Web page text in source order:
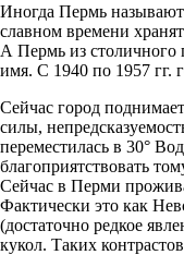
Иногда Пермь называют
славном времени
А Пермь из столичного
имя. С 1940 по 1957 гг.
Сейчас город
силы,
переместилась в 30°
благоприятствовать
Сейчас в Перми
Фактически это как
(достаточно редкое
кукол. Таких